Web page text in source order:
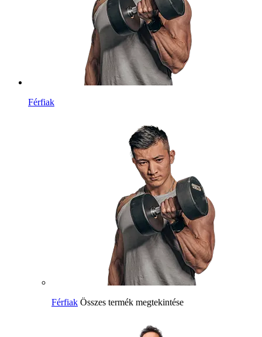
Férfiak
Férfiak Összes termék megtekintése